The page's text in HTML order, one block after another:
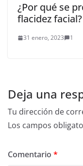
¿Por qué se
flacidez facial?
31 enero, 2023 1
Deja una
Tu dirección de
Los campos
Comentario *